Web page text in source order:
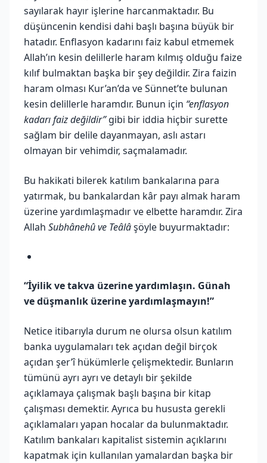
sayılarak hayır işlerine harcanmaktadır. Bu
düşüncenin kendisi dahi başlı başına büyük bir
hatadır. Enflasyon kadarını faiz kabul etmemek
Allah’ın kesin delillerle haram kılmış olduğu faize
kılıf bulmaktan başka bir şey değildir. Zira faizin
haram olması Kur’an’da ve Sünnet’te bulunan
kesin delillerle haramdır. Bunun için “enflasyon
kadarı faiz değildir”gibi bir iddia hiçbir surette
sağlam bir delile dayanmayan, aslı astarı
olmayan bir vehimdir, saçmalamadır.
Bu hakikati bilerek katılım bankalarına para
yatırmak, bu bankalardan kâr payı almak haram
üzerine yardımlaşmadır ve elbette haramdır. Zira
Allah Subhânehû ve Teâlâşöyle buyurmaktadır:
“İyilik ve takva üzerine yardımlaşın. Günah
ve düşmanlık üzerine yardımlaşmayın!”
Netice itibarıyla durum ne olursa olsun katılım
banka uygulamaları tek açıdan değil birçok
açıdan şer’î hükümlerle çelişmektedir. Bunların
tümünü ayrı ayrı ve detaylı bir şekilde
açıklamaya çalışmak başlı başına bir kitap
çalışması demektir. Ayrıca bu hususta gerekli
açıklamaları yapan hocalar da bulunmaktadır.
Katılım bankaları kapitalist sistemin açıklarını
kapatmak için kullanılan yamalardan başka bir